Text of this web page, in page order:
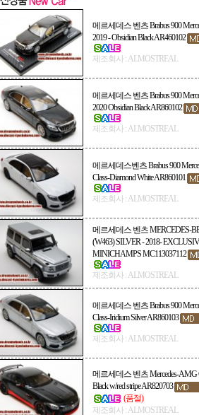
메르세데스 벤츠 Brabus 900
2019 - Obsidian Black AR460102
제조회사 : ALMOSTREAL
메르세데스 벤츠 Brabus 900
2020 Obsidian Black AR860102
제조회사 : ALMOSTREAL
메르세데스벤츠 Brabus 900
Class-Diamond White AR860101
제조회사 : ALMOSTREAL
메르세데스 벤츠 MERCEDES-
(W463) SILVER - 2018-
MINICHAMPS MC113037112
제조회사 : ALMOSTREAL
메르세데스 벤츠 Brabus 900
Class-Iridium Silver AR860103
제조회사 : ALMOSTREAL
메르세데스 벤츠 Mercedes-AMG
Black w/red stripe AR820703
(품절)
제조회사 : ALMOSTREAL